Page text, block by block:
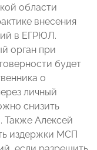
области
внесения
в ЕГРЮЛ.
орган при
будет
о
личный
снизить
Также Алексей
издержки МСП